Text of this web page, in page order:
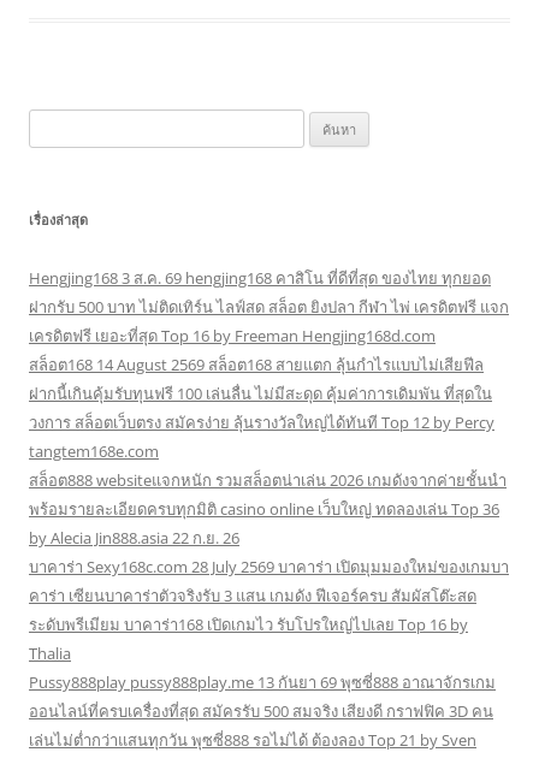
สำหรับ:
เรื่องล่าสุด
Hengjing168 3 ส.ค. 69 hengjing168 คาสิโน ที่ดีที่สุด ของไทย ทุกยอด
ฝากรับ 500 บาท ไม่ติดเทิร์น ไลฟ์สด สล็อต ยิงปลา กีฬา ไพ่ เครดิตฟรี แจก
เครดิตฟรี เยอะที่สุด Top 16 by Freeman Hengjing168d.com
สล็อต168 14 August 2569 สล็อต168 สายแตก ลุ้นกำไรแบบไม่เสียฟีล
ฝากนี้เกินคุ้มรับทุนฟรี 100 เล่นลื่น ไม่มีสะดุด คุ้มค่าการเดิมพัน ที่สุดใน
วงการ สล็อตเว็บตรง สมัครง่าย ลุ้นรางวัลใหญ่ได้ทันที Top 12 by Percy
tangtem168e.com
สล็อต888 websiteแจกหนัก รวมสล็อตน่าเล่น 2026 เกมดังจากค่ายชั้นนำ
พร้อมรายละเอียดครบทุกมิติ casino online เว็บใหญ่ ทดลองเล่น Top 36
by Alecia Jin888.asia 22 ก.ย. 26
บาคาร่า Sexy168c.com 28 July 2569 บาคาร่า เปิดมุมมองใหม่ของเกมบา
คาร่า เซียนบาคาร่าตัวจริงรับ 3 แสน เกมดัง ฟีเจอร์ครบ สัมผัสโต๊ะสด
ระดับพรีเมียม บาคาร่า168 เปิดเกมไว รับโปรใหญ่ไปเลย Top 16 by
Thalia
Pussy888play pussy888play.me 13 กันยา 69 พุซซี่888 อาณาจักรเกม
ออนไลน์ที่ครบเครื่องที่สุด สมัครรับ 500 สมจริง เสียงดี กราฟฟิค 3D คน
เล่นไม่ต่ำกว่าแสนทุกวัน พุซซี่888 รอไม่ได้ ต้องลอง Top 21 by Sven